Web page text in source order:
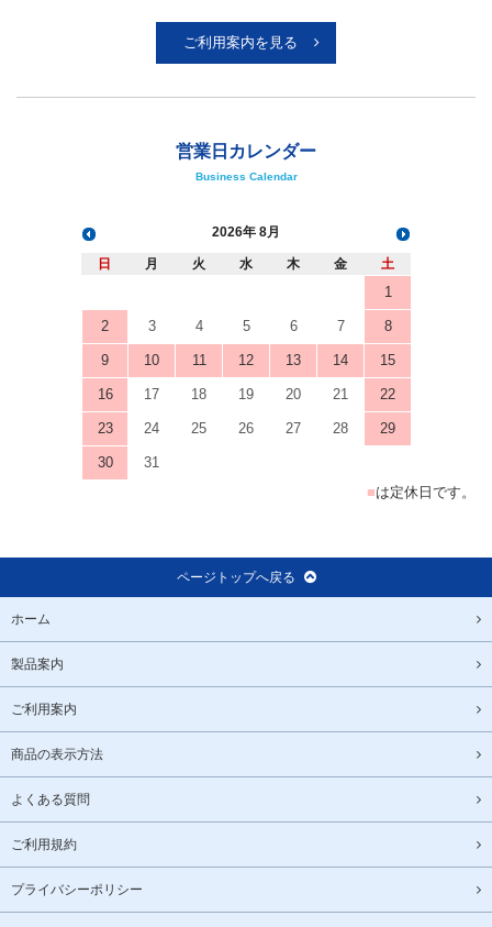
ご利用案内を見る
営業日カレンダー
Business Calendar
2026 8月
日 月 火 水 木 金 土
1
2 3 4 5 6 7 8
9 10 11 12 13 14 15
16 17 18 19 20 21 22
23 24 25 26 27 28 29
30
31
■は定休日です。
ページトップへ戻る
ホーム
製品案内
ご利用案内
商品の表示方法
よくある質問
ご利用規約
プライバシーポリシー